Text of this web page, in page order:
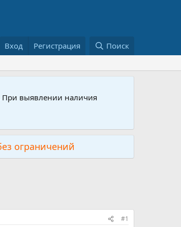
Вход Регистрация Поиск
При выявлении наличия
ограничений
#1